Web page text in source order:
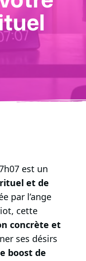
est un
et de
par l’ange
cette
concrète et
ses désirs
boost de